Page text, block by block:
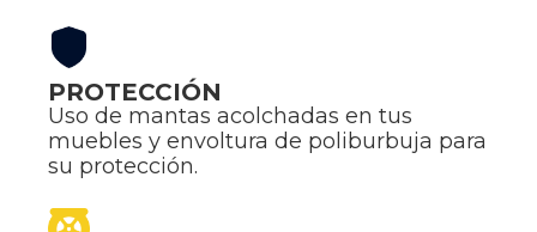
PROTECCIÓN
Uso de mantas acolchadas en tus
muebles y envoltura de poliburbuja para
su protección.